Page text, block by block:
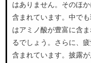
はありません。そのほ
含まれています。中で
はアミノ酸が豊富に含
るでしょう。さらに、
含まれています。披露